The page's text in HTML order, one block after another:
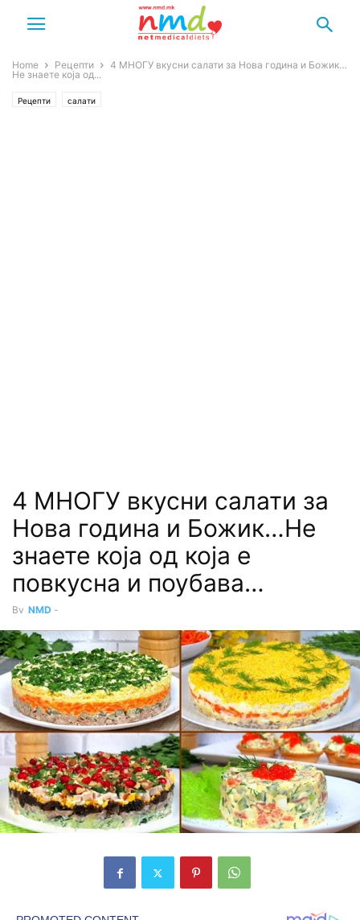
Home Рецепти
4 МНОГУ вкусни салати за Нова година и Божик…
Не знаете која од...
Рецепти салати
4 МНОГУ вкусни салати за
Нова година и Божик…Не
знаете која од која е
повкусна и поубава…
By NMD -